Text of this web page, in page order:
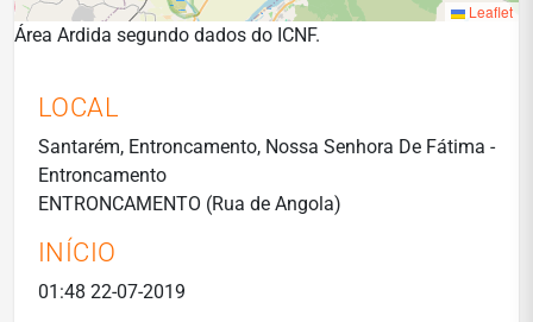
Leaflet
Área Ardida segundo dados do ICNF.
LOCAL
Santarém, Entroncamento, Nossa Senhora De Fátima -
Entroncamento
ENTRONCAMENTO (Rua de Angola)
INÍCIO
01:48 22-07-2019